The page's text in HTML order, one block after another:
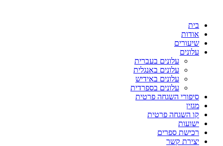
בית
אודות
שיעורים
עלונים
עלונים בעברית
עלונים באנגלית
עלונים באידיש
עלונים בספרדית
סיפורי השגחה פרטית
מגזין
קו השגחה פרטית
ישועות
רכישת ספרים
יצירת קשר